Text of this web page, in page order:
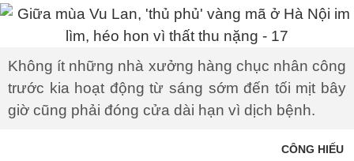
Không ít những nhà xưởng hàng chục nhân công
trước kia hoạt động từ sáng sớm đến tối mịt bây
giờ cũng phải đóng cửa dài hạn vì dịch bệnh.
CÔNG HIẾU